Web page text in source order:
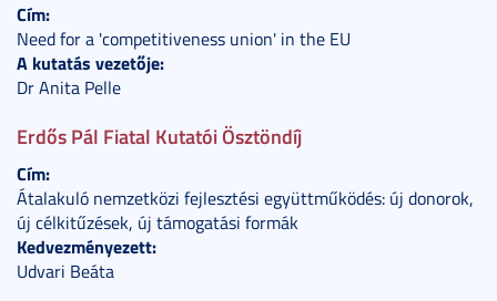
Cím:
Need for a 'competitiveness union' in the EU
A kutatás vezetője:
Dr Anita Pelle
Erdős Pál Fiatal Kutatói Ösztöndíj
Cím:
Átalakuló nemzetközi fejlesztési együttműködés: új donorok,
új célkitűzések, új támogatási formák
Kedvezményezett:
Udvari Beáta